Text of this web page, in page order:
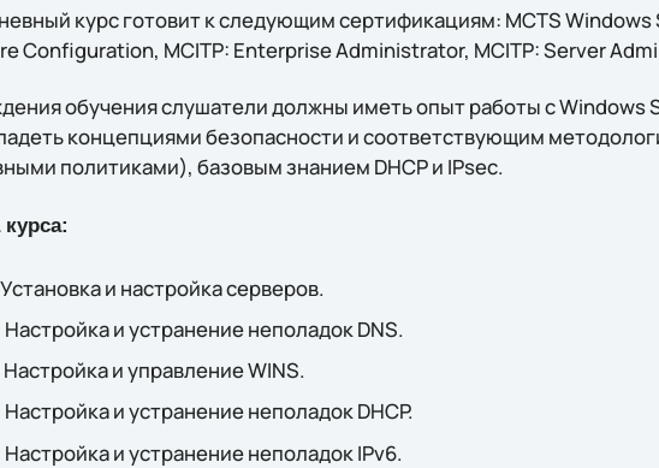
курс готовит к следующим сертификациям: MCTS
Configuration, MCITP: Enterprise Administrator, MCITP: Server
обучения слушатели должны иметь опыт работы с Windows
концепциями безопасности и соответствующим
политиками), базовым знанием DHCP и IPsec.
и настройка серверов.
и устранение неполадок DNS.
и управление WINS.
и устранение неполадок DHCP.
и устранение неполадок IPv6.